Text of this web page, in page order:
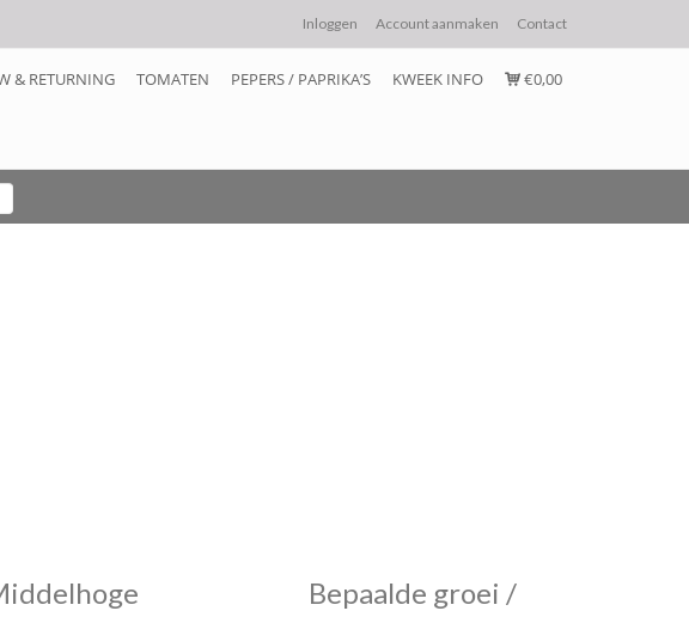
Inloggen Account aanmaken Contact
& RETURNING TOMATEN PEPERS / PAPRIKA’S KWEEK INFO €0,00
Bepaalde groei /